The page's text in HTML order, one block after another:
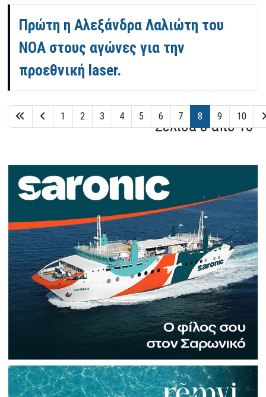
Πρώτη η Αλεξάνδρα Λαλιώτη του
ΝΟΑ στους αγώνες για την
προεθνική laser.
Σελίδα 8 από 10
1 2 3 4 5 6 7 8 9 10